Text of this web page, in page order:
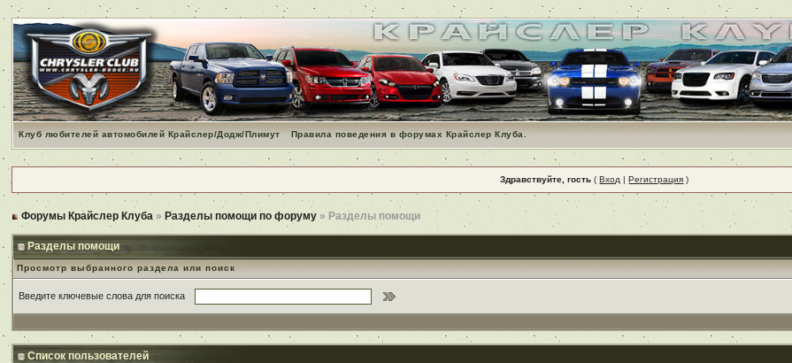
Клуб любителей автомобилей Крайслер/Додж/Плимут Правила поведения в форумах Крайслер Клуба.
Здравствуйте, гость (Вход |Регистрация )
Форумы Крайслер Клуба »Разделы помощи по форуму » Разделы помощи
Разделы помощи
Просмотр выбранного раздела или поиск
Введите ключевые слова для поиска
Список пользователей